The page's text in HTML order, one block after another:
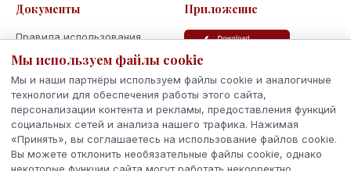
Документы
Правила использования
Политика
Использование cookie
Кодекс поведения и этики
Приложение
Мы используем файлы cookie
Мы и наши партнёры используем файлы cookie и аналогичные
технологии для обеспечения работы этого сайта,
персонализации контента и рекламы, предоставления функций
социальных сетей и анализа нашего трафика. Нажимая
«Принять», вы соглашаетесь на использование файлов cookie.
Вы можете отклонить необязательные файлы cookie, однако